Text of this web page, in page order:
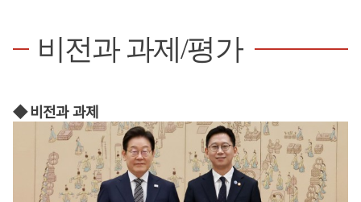
비전과 과제/평가
◆ 비전과 과제